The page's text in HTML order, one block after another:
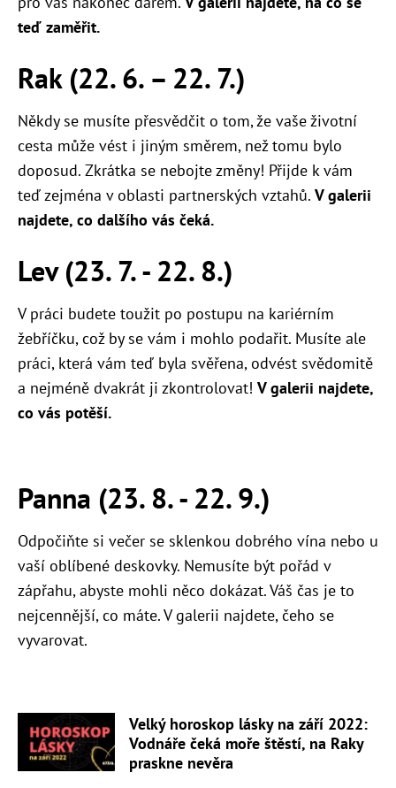
teď zaměřit.
Rak (22. 6. – 22. 7.)
Někdy se musíte přesvědčit o tom, že vaše životní
cesta může vést i jiným směrem, než tomu bylo
doposud. Zkrátka se nebojte změny! Přijde k vám
teď zejména v oblasti partnerských vztahů. V galerii
najdete, co dalšího vás čeká.
Lev (23. 7. - 22. 8.)
V práci budete toužit po postupu na kariérním
žebříčku, což by se vám i mohlo podařit. Musíte ale
práci, která vám teď byla svěřena, odvést svědomitě
a nejméně dvakrát ji zkontrolovat! V galerii najdete,
co vás potěší.
Panna (23. 8. - 22. 9.)
Odpočiňte si večer se sklenkou dobrého vína nebo u
vaší oblíbené deskovky. Nemusíte být pořád v
zápřahu, abyste mohli něco dokázat. Váš čas je to
nejcennější, co máte. V galerii najdete, čeho se
vyvarovat.
Velký horoskop lásky na září 2022:
Vodnáře čeká moře štěstí, na Raky
praskne nevěra